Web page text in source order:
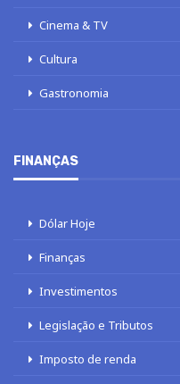
Cinema & TV
Cultura
Gastronomia
FINANÇAS
Dólar Hoje
Finanças
Investimentos
Legislação e Tributos
Imposto de renda